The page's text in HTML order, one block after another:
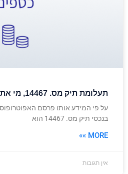
תעלומת תיק מס. 14467, מי את יהודית שור?
על פי המידע אותו פרסם
בנכסי תיק מס. 14467 הוא
MORE »»
אין תגובות